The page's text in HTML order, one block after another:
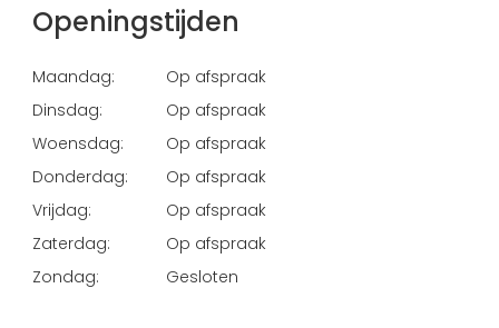
Openingstijden
Maandag:
Op afspraak
Dinsdag:
Op afspraak
Woensdag:
Op afspraak
Donderdag:
Op afspraak
Vrijdag:
Op afspraak
Zaterdag:
Op afspraak
Zondag:
Gesloten